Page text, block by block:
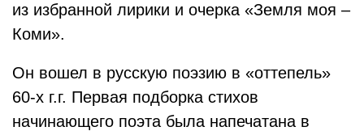
из избранной лирики и очерка «Земля моя –
Коми».
Он вошел в русскую поэзию в «оттепель»
60-х г.г. Первая подборка стихов
начинающего поэта была напечатана в